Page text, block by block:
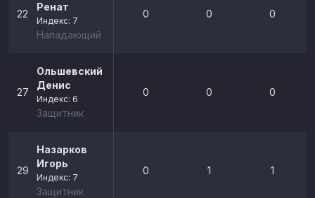
22
Ренат
Индекс: 7
Нападающий
0 0 0
27
Ольшевский
Денис
Индекс: 6
Защитник
0 0 0
29
Назарков
Игорь
Индекс: 7
Защитник
0 1 1